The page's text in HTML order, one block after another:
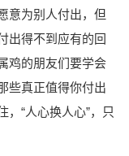
意为别人付出，但
出得不到应有的回
鸡的朋友们要学会
些真正值得你付出
“人心换人心”，只